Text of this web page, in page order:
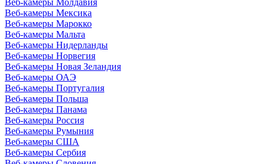
Веб-камеры Мексика
Веб-камеры Марокко
Веб-камеры Мальта
Веб-камеры Нидерланды
Веб-камеры Норвегия
Веб-камеры Новая Зеландия
Веб-камеры ОАЭ
Веб-камеры Португалия
Веб-камеры Польша
Веб-камеры Панама
Веб-камеры Россия
Веб-камеры Румыния
Веб-камеры США
Веб-камеры Сербия